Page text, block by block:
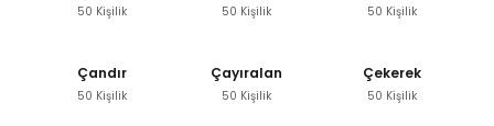
50 Kişilik 50 Kişilik 50 Kişilik
Çandır
50 Kişilik
Çayıralan
50 Kişilik
Çekerek
50 Kişilik